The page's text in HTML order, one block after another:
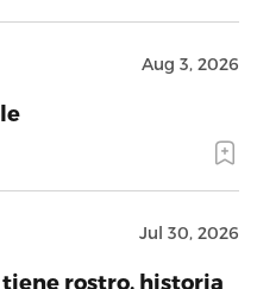
Aug 3, 2026
Jul 30, 2026
rostro, historia